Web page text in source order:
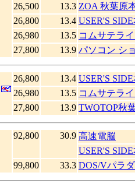
26,500 13.3 ZOA 秋葉原
26,800
13.4 USER'S
26,980
13.5 コムサテラ
27,800
13.9 パソコン シ
26,800 13.4 USER'S
26,980
13.5 コムサテラ
27,800
13.9 TWOTOP秋
92,800 30.9 高速電脳
USER'S
99,800
33.3 DOS/Vパラ